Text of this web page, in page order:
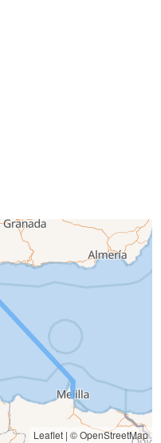
Leaflet| © OpenStreetMap